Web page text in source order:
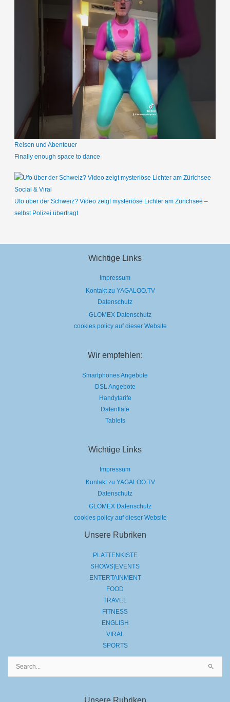
Reisen und Abenteuer
Finally enough space to dance
Social & Viral
Ufo über der Schweiz? Video zeigt mysteriöse Lichter am Zürichsee –
selbst Polizei überfragt
Wichtige Links
Impressum
Kontakt zu YAGALOO.TV
Datenschutz
GLOMEX Datenschutz
cookies policy auf dieser Website
Wir empfehlen:
Smartphones Angebote
DSL Angebote
Handytarife
Datenflate
Tablets
Wichtige Links
Impressum
Kontakt zu YAGALOO.TV
Datenschutz
GLOMEX Datenschutz
cookies policy auf dieser Website
Unsere Rubriken
PLATTENKISTE
SHOWS|EVENTS
ENTERTAINMENT
FOOD
TRAVEL
FITNESS
ENGLISH
VIRAL
SPORTS
Unsere Rubriken